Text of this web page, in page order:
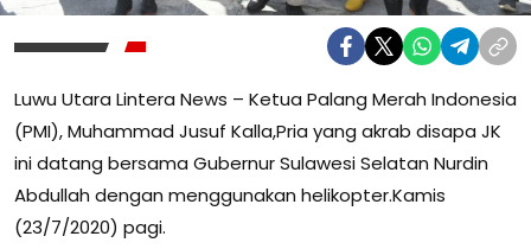
Luwu Utara Lintera News – Ketua Palang Merah Indonesia
(PMI), Muhammad Jusuf Kalla,Pria yang akrab disapa JK
ini datang bersama Gubernur Sulawesi Selatan Nurdin
Abdullah dengan menggunakan helikopter.Kamis
(23/7/2020) pagi.